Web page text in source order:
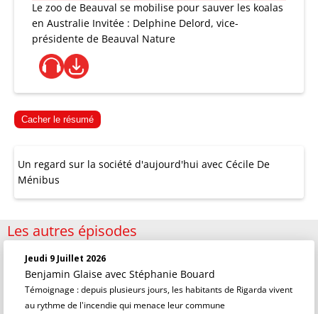
Le zoo de Beauval se mobilise pour sauver les koalas
en Australie Invitée : Delphine Delord, vice-
présidente de Beauval Nature
Cacher le résumé
Un regard sur la société d'aujourd'hui avec Cécile De
Ménibus
Les autres épisodes
Jeudi 9 Juillet 2026
Benjamin Glaise avec Stéphanie Bouard
Témoignage : depuis plusieurs jours, les habitants de Rigarda vivent
au rythme de l'incendie qui menace leur commune